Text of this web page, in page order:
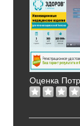
Оценка